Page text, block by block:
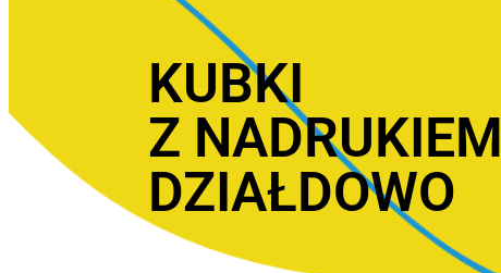
KUBKI
Z NADRUKIEM
DZIAŁDOWO